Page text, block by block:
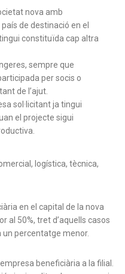
nova amb
de destinació en el
constituïda cap altra
sempre que
per socis o
de l’ajut.
sol·licitant ja tingui
el projecte sigui
logística, tècnica,
en el capital de la nova
al 50%, tret d’aquells casos
un percentatge menor.
beneficiària a la filial.